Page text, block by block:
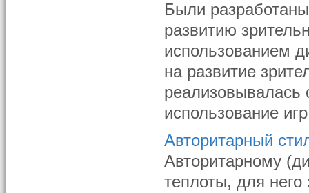
Были
развитию
использованием
на развитие
реализовывалась
использование
Авторитарный
Авторитарному
теплоты, для